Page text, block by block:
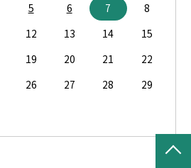
5 6 7
8
12 13 14
15
19 20 21
22
26 27 28
29